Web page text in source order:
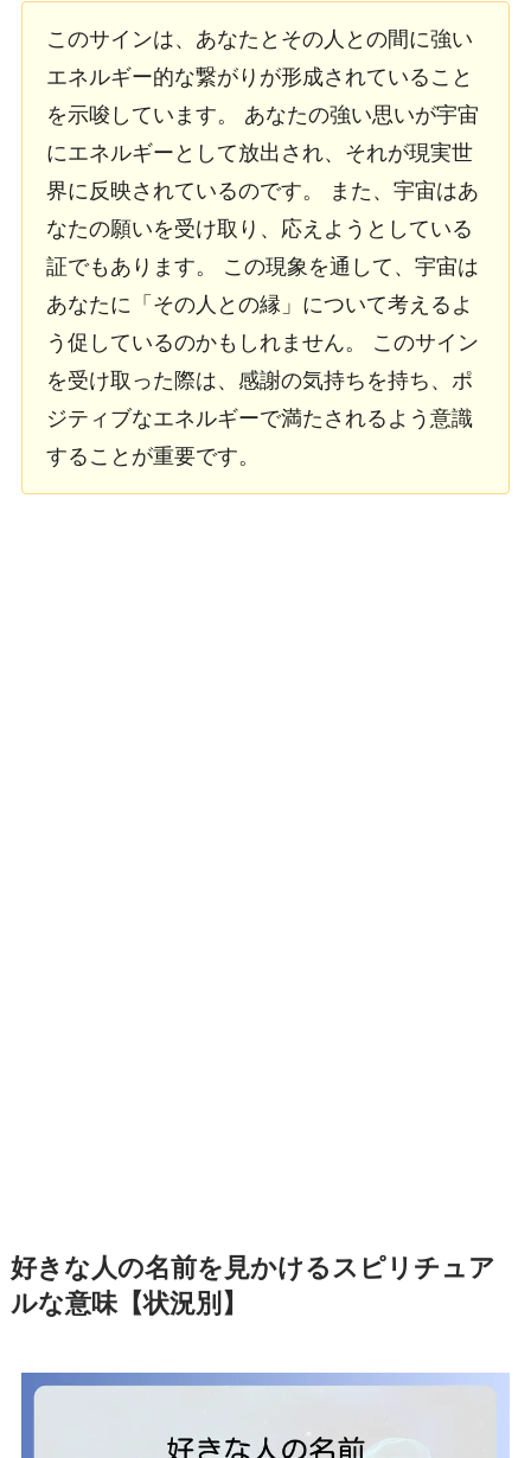
このサインは、あなたとその人との間に強い
エネルギー的な繋がりが形成されていること
を示唆しています。 あなたの強い思いが宇宙
にエネルギーとして放出され、それが現実世
界に反映されているのです。 また、宇宙はあ
なたの願いを受け取り、応えようとしている
証でもあります。 この現象を通して、宇宙は
あなたに「その人との縁」について考えるよ
う促しているのかもしれません。 このサイン
を受け取った際は、感謝の気持ちを持ち、ポ
ジティブなエネルギーで満たされるよう意識
することが重要です。
好きな人の名前を見かけるスピリチュア
ルな意味【状況別】